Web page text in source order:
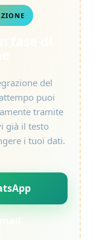
del
puoi
tramite
già il testo
i tuoi dati.